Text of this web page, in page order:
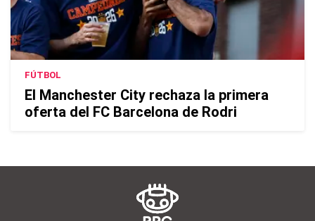
FÚTBOL
El Manchester City rechaza la primera
oferta del FC Barcelona de Rodri